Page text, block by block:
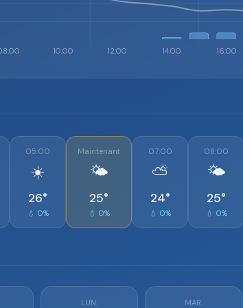
05:00
☀️
26°
💧 0%
Maintenant
🌤️
25°
💧 0%
07:00
⛅
24°
💧 0%
08:00
🌤️
25°
💧 0%
LUN. MAR.